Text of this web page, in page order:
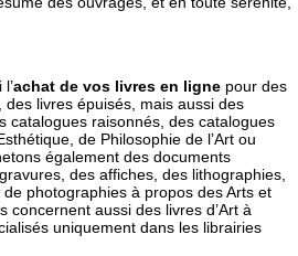
achat de vos livres en ligne pour des
des livres épuisés, mais aussi des
catalogues raisonnés, des catalogues
de Philosophie de l’Art ou
également des documents
des affiches, des lithographies,
photographies à propos des Arts et
concernent aussi des livres d’Art à
uniquement dans les librairies